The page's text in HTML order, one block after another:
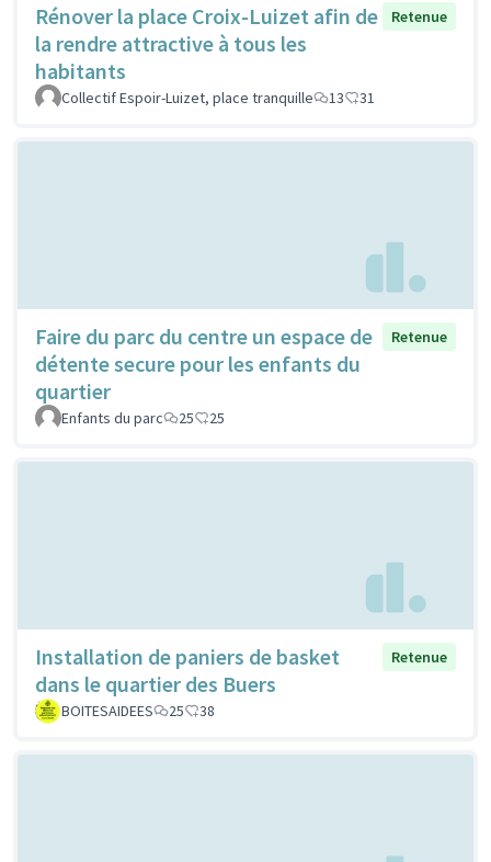
Rénover la place Croix-Luizet afin de
la rendre attractive à tous les
habitants
Retenue
Collectif Espoir-Luizet, place tranquille 13 31
Faire du parc du centre un espace de
détente secure pour les enfants du
quartier
Retenue
Enfants du parc 25 25
Installation de paniers de basket
dans le quartier des Buers
Retenue
BOITESAIDEES 25 38